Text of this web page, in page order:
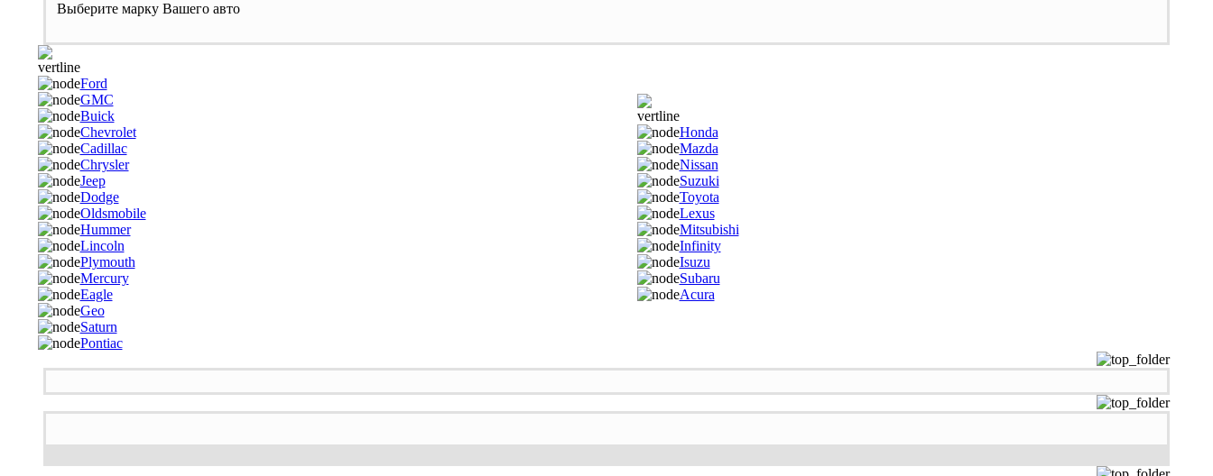
Выберите марку Вашего авто
Ford
GMC
Buick
Chevrolet
Cadillac
Chrysler
Jeep
Dodge
Oldsmobile
Hummer
Lincoln
Plymouth
Mercury
Eagle
Geo
Saturn
Pontiac
Honda
Mazda
Nissan
Suzuki
Toyota
Lexus
Mitsubishi
Infinity
Isuzu
Subaru
Acura